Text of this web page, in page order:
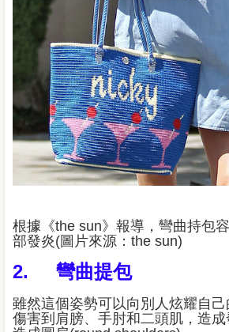
根據《the sun》報導，彎曲持包
部發炎(圖片來源：the sun)
2. 彎曲提包
雖然這個姿勢可以向別人炫耀自
傷害到肩膀、手肘和二頭肌，造